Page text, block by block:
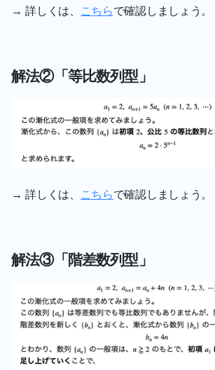
→ 詳しくは、 こちらで確認しましょう。
解法②「等比数列型」
→ 詳しくは、 こちらで確認しましょう。
解法③「階差数列型」